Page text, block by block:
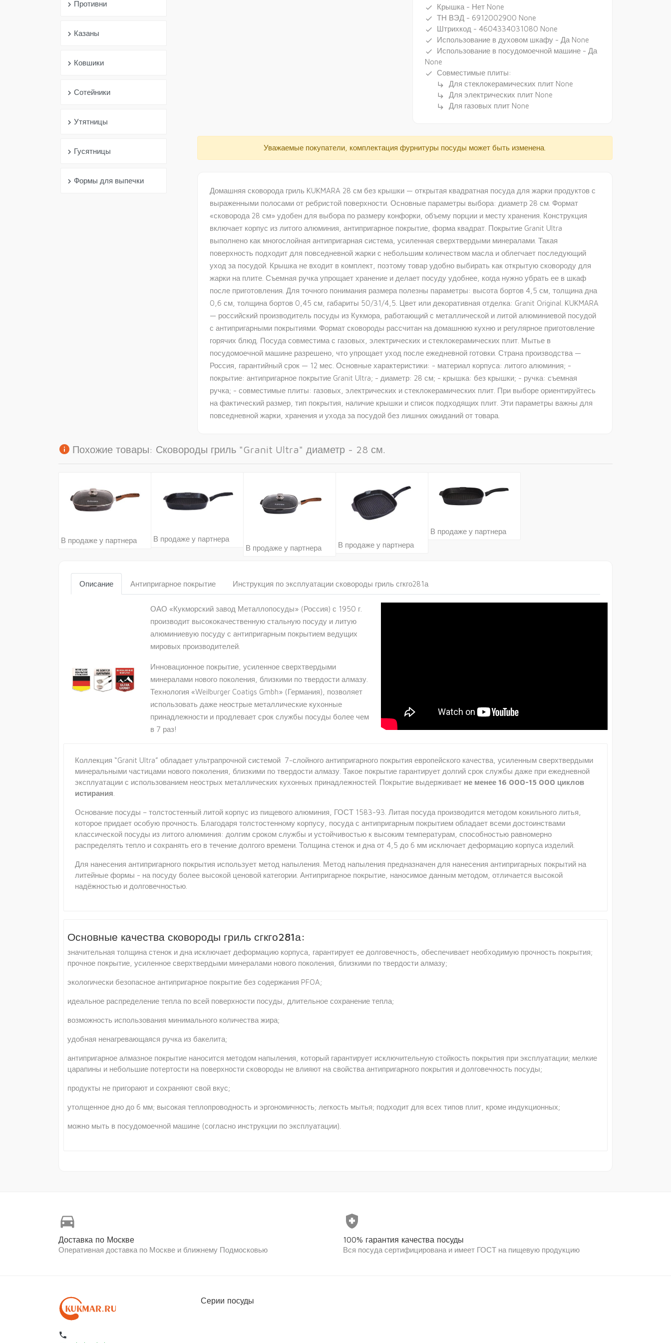
chevron_right Противни
chevron_right Казаны
chevron_right Ковшики
chevron_right Сотейники
chevron_right Утятницы
chevron_right Гусятницы
chevron_right Формы для выпечки
done Крышка - Нет None
done ТН ВЭД - 6912002900 None
done Штрихкод - 4604334031080 None
done Использование в духовом шкафу - Да None
done
Использование в посудомоечной машине - Да
None
done Совместимые плиты:
subdirectory_arrow_right Для стеклокерамических плит None
subdirectory_arrow_right Для электрических плит None
subdirectory_arrow_right Для газовых плит None
Уважаемые покупатели, комплектация фурнитуры посуды может быть изменена.
Домашняя сковорода гриль KUKMARA 28 см без крышки — открытая квадратная посуда для жарки продуктов с
выраженными полосами от ребристой поверхности. Основные параметры выбора: диаметр 28 см. Формат
«сковорода 28 см» удобен для выбора по размеру конфорки, объему порции и месту хранения. Конструкция
включает корпус из литого алюминия, антипригарное покрытие, форма квадрат. Покрытие Granit Ultra
выполнено как многослойная антипригарная система, усиленная сверхтвердыми минералами. Такая
поверхность подходит для повседневной жарки с небольшим количеством масла и облегчает последующий
уход за посудой. Крышка не входит в комплект, поэтому товар удобно выбирать как открытую сковороду для
жарки на плите. Съемная ручка упрощает хранение и делает посуду удобнее, когда нужно убрать ее в шкаф
после приготовления. Для точного понимания размера полезны параметры: высота бортов 4,5 см, толщина дна
0,6 см, толщина бортов 0,45 см, габариты 50/31/4,5. Цвет или декоративная отделка: Granit Original. KUKMARA
— российский производитель посуды из Кукмора, работающий с металлической и литой алюминиевой посудой
с антипригарными покрытиями. Формат сковороды рассчитан на домашнюю кухню и регулярное приготовление
горячих блюд. Посуда совместима с газовых, электрических и стеклокерамических плит. Мытье в
посудомоечной машине разрешено, что упрощает уход после ежедневной готовки. Страна производства —
Россия, гарантийный срок — 12 мес. Основные характеристики: - материал корпуса: литого алюминия; -
покрытие: антипригарное покрытие Granit Ultra; - диаметр: 28 см; - крышка: без крышки; - ручка: съемная
ручка; - совместимые плиты: газовых, электрических и стеклокерамических плит. При выборе ориентируйтесь
на фактический размер, тип покрытия, наличие крышки и список подходящих плит. Эти параметры важны для
повседневной жарки, хранения и ухода за посудой без лишних ожиданий от товара.
info Похожие товары: Сковороды гриль "Granit Ultra" диаметр - 28 см.
В продаже у партнера
В продаже у партнера
В продаже у партнера
В продаже у партнера
В продаже у партнера
Описание Антипригарное покрытие Инструкция по эксплуатации сковороды гриль сгкго281а
ОАО «Кукморский завод Металлопосуды» (Россия) с 1950 г.
производит высококачественную стальную посуду и литую
алюминиевую посуду с антипригарным покрытием ведущих
мировых производителей.
Инновационное покрытие, усиленное сверхтвердыми
минералами нового поколения, близкими по твердости алмазу.
Технология «Weilburger Coatigs Gmbh» (Германия), позволяет
использовать даже неострые металлические кухонные
принадлежности и продлевает срок службы посуды более чем
в 7 раз!
Коллекция “Granit Ultra” обладает ультрапрочной системой 7-слойного антипригарного покрытия европейского качества, усиленным сверхтвердыми
минеральными частицами нового поколения, близкими по твердости алмазу. Такое покрытие гарантирует долгий срок службы даже при ежедневной
эксплуатации с использованием неострых металлических кухонных принадлежностей. Покрытие выдерживает не менее 16 000-15 000 циклов
истирания
Основание посуды – толстостенный литой корпус из пищевого алюминия, ГОСТ 1583-93. Литая посуда производится методом кокильного литья,
которое придает особую прочность. Благодаря толстостенному корпусу, посуда с антипригарным покрытием обладает всеми достоинствами
классической посуды из литого алюминия: долгим сроком службы и устойчивостью к высоким температурам, способностью равномерно
распределять тепло и сохранять его в течение долгого времени. Толщина стенок и дна от 4,5 до 6 мм исключает деформацию корпуса изделий.
Для нанесения антипригарного покрытия использует метод напыления. Метод напыления предназначен для нанесения антипригарных покрытий на
литейные формы - на посуду более высокой ценовой категории. Антипригарное покрытие, наносимое данным методом, отличается высокой
надёжностью и долговечностью.
Основные качества сковороды гриль сгкго281а:
значительная толщина стенок и дна исключает деформацию корпуса, гарантирует ее долговечность, обеспечивает необходимую прочность покрытия;
прочное покрытие, усиленное сверхтвердыми минералами нового поколения, близкими по твердости алмазу;
экологически безопасное антипригарное покрытие без содержания PFOA;
идеальное распределение тепла по всей поверхности посуды, длительное сохранение тепла;
возможность использования минимального количества жира;
удобная ненагревающаяся ручка из бакелита;
антипригарное алмазное покрытие наносится методом напыления, который гарантирует исключительную стойкость покрытия при эксплуатации; мелкие
царапины и небольшие потертости на поверхности сковороды не влияют на свойства антипригарного покрытия и долговечность посуды;
продукты не пригорают и сохраняют свой вкус;
утолщенное дно до 6 мм; высокая теплопроводность и эргономичность; легкость мытья; подходит для всех типов плит, кроме индукционных;
можно мыть в посудомоечной машине (согласно инструкции по эксплуатации).
directions_car
Доставка по Москве
Оперативная доставка по Москве и ближнему Подмосковью
health_and_safety
100% гарантия качества посуды
Вся посуда сертифицирована и имеет ГОСТ на пищевую продукцию
local_phone
Серии посуды